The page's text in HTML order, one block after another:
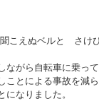
こえぬベルと さけ
ながら自転車に乗っ
ことによる事故を減
なりました。